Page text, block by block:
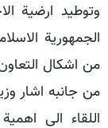
وتوطيد ارضية
الجمهورية
من اشكال
من جانبه اشار
اللقاء الى